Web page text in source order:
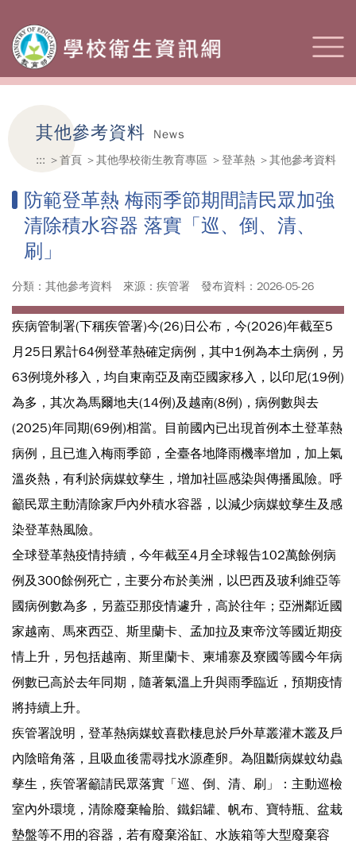
其他參考資料
News
:::
首頁 其他學校衛生教育專區 登革熱 其他參考資料
防範登革熱 梅雨季節期間請民眾加強
清除積水容器 落實「巡、倒、清、
刷」
分類：其他參考資料 來源：疾管署 發布資料：2026-05-26
疾病管制署(下稱疾管署)今(26)日公布，今(2026)年截至5
月25日累計64例登革熱確定病例，其中1例為本土病例，另
63例境外移入，均自東南亞及南亞國家移入，以印尼(19例)
為多，其次為馬爾地夫(14例)及越南(8例)，病例數與去
(2025)年同期(69例)相當。目前國內已出現首例本土登革熱
病例，且已進入梅雨季節，全臺各地降雨機率增加，加上氣
溫炎熱，有利於病媒蚊孳生，增加社區感染與傳播風險。呼
籲民眾主動清除家戶內外積水容器，以減少病媒蚊孳生及感
染登革熱風險。
全球登革熱疫情持續，今年截至4月全球報告102萬餘例病
例及300餘例死亡，主要分布於美洲，以巴西及玻利維亞等
國病例數為多，另蓋亞那疫情遽升，高於往年；亞洲鄰近國
家越南、馬來西亞、斯里蘭卡、孟加拉及東帝汶等國近期疫
情上升，另包括越南、斯里蘭卡、柬埔寨及寮國等國今年病
例數已高於去年同期，隨著氣溫上升與雨季臨近，預期疫情
將持續上升。
疾管署說明，登革熱病媒蚊喜歡棲息於戶外草叢灌木叢及戶
內陰暗角落，且吸血後需尋找水源產卵。為阻斷病媒蚊幼蟲
孳生，疾管署籲請民眾落實「巡、倒、清、刷」：主動巡檢
室內外環境，清除廢棄輪胎、鐵鋁罐、帆布、寶特瓶、盆栽
墊盤等不用的容器，若有廢棄浴缸、水族箱等大型廢棄容